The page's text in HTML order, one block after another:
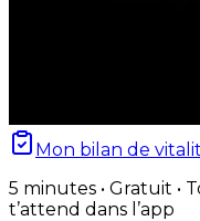
Mon bilan de
5 minutes • Gratuit •
t’attend dans l’app